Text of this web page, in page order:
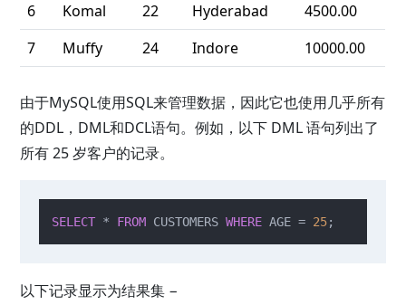
6
Komal 22 Hyderabad
4500.00
7
Muffy 24 Indore 10000.00
由于MySQL使用SQL来管理数据，因此它也使用几乎所有
的DDL，DML和DCL语句。例如，以下 DML 语句列出了
所有 25 岁客户的记录。
SELECT * FROM CUSTOMERS WHERE AGE = 25;
以下记录显示为结果集 −